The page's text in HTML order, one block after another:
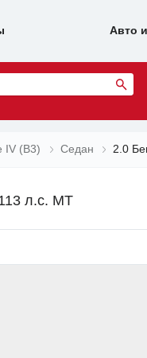
Авто
IV (B3) Седан 2.0
л.с. MT